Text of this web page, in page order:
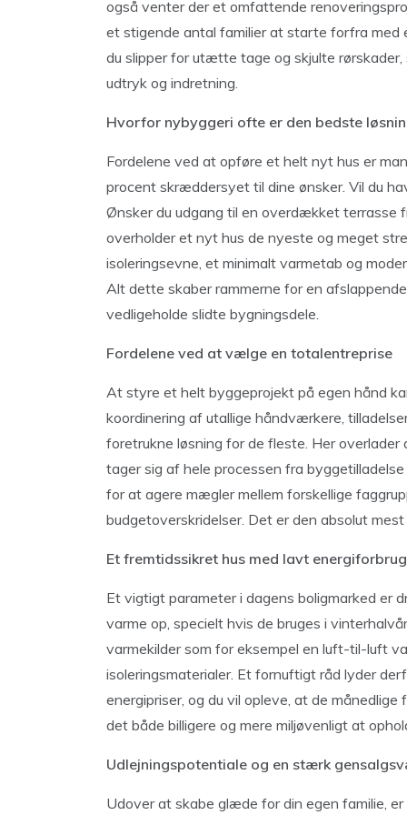
også venter der et omfattende
et stigende antal familier at starte forfra
du slipper for utætte tage og skjulte
udtryk og indretning.
Hvorfor nybyggeri ofte er den bedste
Fordelene ved at opføre et helt nyt hus er
procent skræddersyet til dine ønsker. Vil du
Ønsker du udgang til en overdækket terrasse
overholder et nyt hus de nyeste og meget
isoleringsevne, et minimalt varmetab og
Alt dette skaber rammerne for en
vedligeholde slidte bygningsdele.
Fordelene ved at vælge en totalentreprise
At styre et helt byggeprojekt på egen hånd
koordinering af utallige håndværkere,
foretrukne løsning for de fleste. Her
tager sig af hele processen fra
for at agere mægler mellem forskellige
budgetoverskridelser. Det er den absolut
Et fremtidssikret hus med lavt energiforbrug
Et vigtigt parameter i dagens boligmarked er
varme op, specielt hvis de bruges i
varmekilder som for eksempel en luft-til-luft
isoleringsmaterialer. Et fornuftigt råd lyder
energipriser, og du vil opleve, at de
det både billigere og mere miljøvenligt at
Udlejningspotentiale og en stærk
Udover at skabe glæde for din egen familie,